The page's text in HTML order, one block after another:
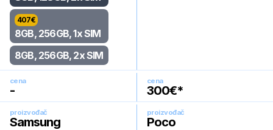
407€
8GB, 256GB, 1x SIM
8GB, 256GB, 2x SIM
cena
-
cena
300€*
proizvođač
Samsung
proizvođač
Poco